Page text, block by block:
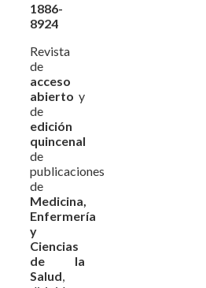
1886-
8924
Revista
de
acceso
abierto y
de
edición
quincenal
de
publicaciones
de
Medicina,
Enfermería
y
Ciencias
de la
Salud,